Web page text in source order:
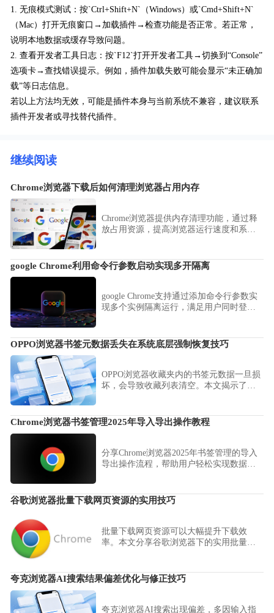
1. 无痕模式测试：按`Ctrl+Shift+N`（Windows）或`Cmd+Shift+N`
（Mac）打开无痕窗口→加载插件→检查功能是否正常。若正常，
说明本地数据或缓存导致问题。
2. 查看开发者工具日志：按`F12`打开开发者工具→切换到“Console”
选项卡→查找错误提示。例如，插件加载失败可能会显示“未正确加
载”等日志信息。
若以上方法均无效，可能是插件本身与当前系统不兼容，建议联系
插件开发者或寻找替代插件。
继续阅读
Chrome浏览器下载后如何清理浏览器占用内存
Chrome浏览器提供内存清理功能，通过释
放占用资源，提高浏览器运行速度和系统
google Chrome利用命令行参数启动实现多开隔离
google Chrome支持通过添加命令行参数实
现多个实例隔离运行，满足用户同时登录
在独立环境中安全高效地进行多项任务处
理。
OPPO浏览器书签元数据丢失在系统底层强制恢复技巧
OPPO浏览器收藏夹内的书签元数据一旦损
坏，会导致收藏列表清空。本文揭示了书
修复的操作指南，助您成功找回并重构宝
贵的浏览器收藏记录。
Chrome浏览器书签管理2025年导入导出操作教程
分享Chrome浏览器2025年书签管理的导入
导出操作流程，帮助用户轻松实现数据迁
谷歌浏览器批量下载网页资源的实用技巧
批量下载网页资源可以大幅提升下载效
率。本文分享谷歌浏览器下的实用批量下
夸克浏览器AI搜索结果偏差优化与修正技巧
夸克浏览器AI搜索出现偏差，多因输入指